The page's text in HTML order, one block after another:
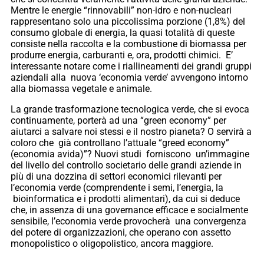
Mentre le energie “rinnovabili” non-idro e non-nucleari
rappresentano solo una piccolissima porzione (1,8%) del
consumo globale di energia, la quasi totalità di queste
consiste nella raccolta e la combustione di biomassa per
produrre energia, carburanti e, ora, prodotti chimici. E’
interessante notare come i riallineamenti dei grandi gruppi
aziendali alla nuova ‘economia verde’ avvengono intorno
alla biomassa vegetale e animale.
La grande trasformazione tecnologica verde, che si evoca
continuamente, porterà ad una “green economy” per
aiutarci a salvare noi stessi e il nostro pianeta? O servirà a
coloro che già controllano l’attuale “greed economy”
(economia avida)”? Nuovi studi forniscono un’immagine
del livello del controllo societario delle grandi aziende in
più di una dozzina di settori economici rilevanti per
l’economia verde (comprendente i semi, l’energia, la
bioinformatica e i prodotti alimentari), da cui si deduce
che, in assenza di una governance efficace e socialmente
sensibile, l’economia verde provocherà una convergenza
del potere di organizzazioni, che operano con assetto
monopolistico o oligopolistico, ancora maggiore.